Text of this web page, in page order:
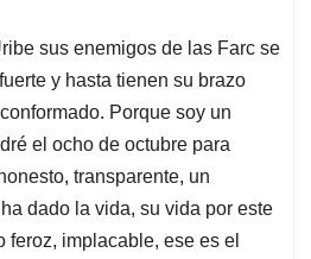
sus enemigos de las Farc se
y hasta tienen su brazo
Porque soy un
el ocho de octubre para
transparente, un
dado la vida, su vida por este
feroz, implacable, ese es el